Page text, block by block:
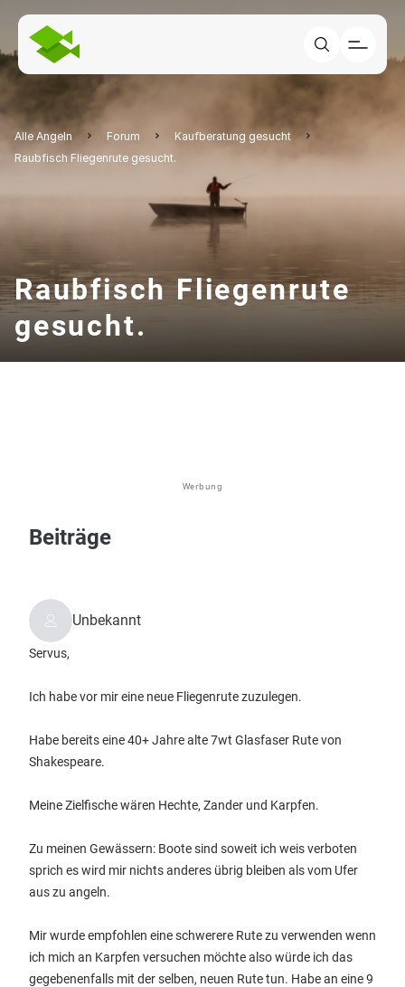
Alle Angeln Forum
Kaufberatung gesucht
Raubfisch Fliegenrute gesucht.
Raubfisch Fliegenrute
gesucht.
Werbung
Beiträge
Unbekannt
Servus,
Ich habe vor mir eine neue Fliegenrute zuzulegen.
Habe bereits eine 40+ Jahre alte 7wt Glasfaser Rute von
Shakespeare.
Meine Zielfische wären Hechte, Zander und Karpfen.
Zu meinen Gewässern: Boote sind soweit ich weis verboten
sprich es wird mir nichts anderes übrig bleiben als vom Ufer
aus zu angeln.
Mir wurde empfohlen eine schwerere Rute zu verwenden wenn
ich mich an Karpfen versuchen möchte also würde ich das
gegebenenfalls mit der selben, neuen Rute tun. Habe an eine 9